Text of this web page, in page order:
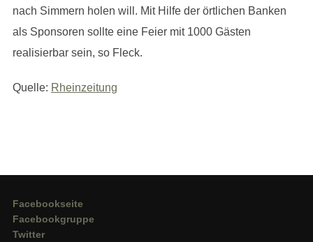
nach Simmern holen will. Mit Hilfe der örtlichen Banken
als Sponsoren sollte eine Feier mit 1000 Gästen
realisierbar sein, so Fleck.
Quelle: Rheinzeitung
Facebookseite
Facebookgruppe
Twitter